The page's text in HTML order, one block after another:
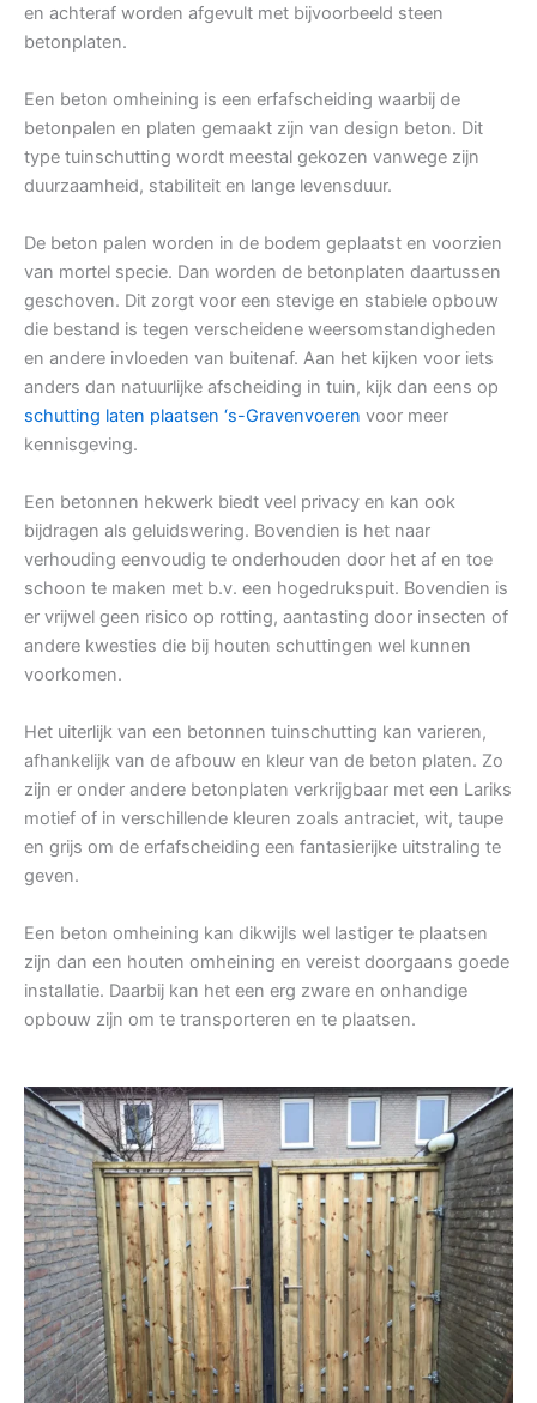
en achteraf worden afgevult met bijvoorbeeld steen
betonplaten.
Een beton omheining is een erfafscheiding waarbij de
betonpalen en platen gemaakt zijn van design beton. Dit
type tuinschutting wordt meestal gekozen vanwege zijn
duurzaamheid, stabiliteit en lange levensduur.
De beton palen worden in de bodem geplaatst en voorzien
van mortel specie. Dan worden de betonplaten daartussen
geschoven. Dit zorgt voor een stevige en stabiele opbouw
die bestand is tegen verscheidene weersomstandigheden
en andere invloeden van buitenaf. Aan het kijken voor iets
anders dan natuurlijke afscheiding in tuin, kijk dan eens op
schutting laten plaatsen ‘s-Gravenvoeren voor meer
kennisgeving.
Een betonnen hekwerk biedt veel privacy en kan ook
bijdragen als geluidswering. Bovendien is het naar
verhouding eenvoudig te onderhouden door het af en toe
schoon te maken met b.v. een hogedrukspuit. Bovendien is
er vrijwel geen risico op rotting, aantasting door insecten of
andere kwesties die bij houten schuttingen wel kunnen
voorkomen.
Het uiterlijk van een betonnen tuinschutting kan varieren,
afhankelijk van de afbouw en kleur van de beton platen. Zo
zijn er onder andere betonplaten verkrijgbaar met een Lariks
motief of in verschillende kleuren zoals antraciet, wit, taupe
en grijs om de erfafscheiding een fantasierijke uitstraling te
geven.
Een beton omheining kan dikwijls wel lastiger te plaatsen
zijn dan een houten omheining en vereist doorgaans goede
installatie. Daarbij kan het een erg zware en onhandige
opbouw zijn om te transporteren en te plaatsen.